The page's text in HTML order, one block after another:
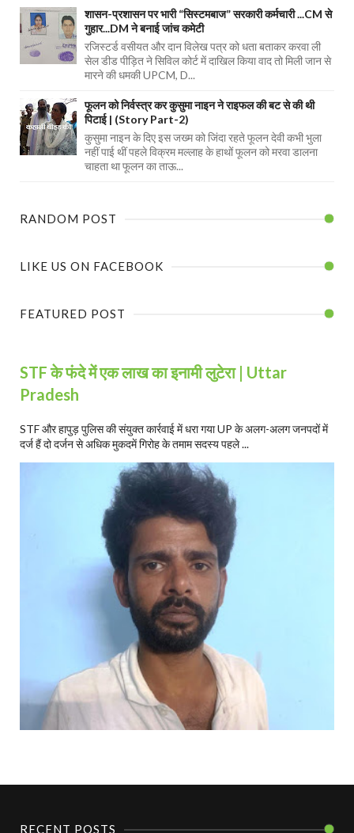
शासन-प्रशासन पर भारी “सिस्टमबाज” सरकारी कर्मचारी ...CM से
गुहार...DM ने बनाई जांच कमेटी
रजिस्टर्ड वसीयत और दान विलेख पत्र को धता बताकर करवा ली
सेल डीड पीड़ित ने सिविल कोर्ट में दाखिल किया वाद तो मिली जान से
मारने की धमकी UPCM, D...
फूलन को निर्वस्त्र कर कुसुमा नाइन ने राइफल की बट से की थी
पिटाई | (Story Part-2)
कुसुमा नाइन के दिए इस जख्म को जिंदा रहते फूलन देवी कभी भुला
नहीं पाई थीं पहले विक्रम मल्लाह के हाथों फूलन को मरवा डालना
चाहता था फूलन का ताऊ...
RANDOM POST
LIKE US ON FACEBOOK
FEATURED POST
STF के फंदे में एक लाख का इनामी लुटेरा | Uttar
Pradesh
STF और हापुड़ पुलिस की संयुक्त कार्रवाई में धरा गया UP के अलग-अलग जनपदों में
दर्ज हैं दो दर्जन से अधिक मुकदमें गिरोह के तमाम सदस्य पहले ...
RECENT POSTS